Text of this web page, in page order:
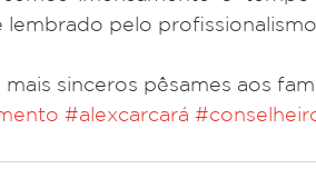
lembrado pelo
mais sinceros pêsames aos
#alexcarcará